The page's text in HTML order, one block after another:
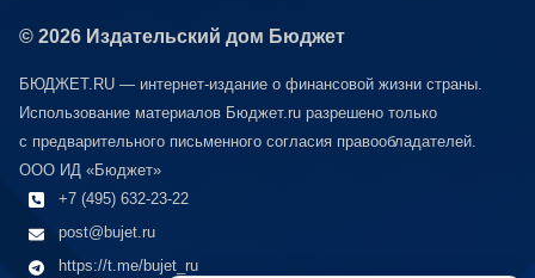
© 2026 Издательский дом Бюджет
БЮДЖЕТ.RU — интернет-издание о финансовой жизни страны.
Использование материалов Бюджет.ru разрешено только
с предварительного письменного согласия правообладателей.
ООО ИД «Бюджет»
+7 (495) 632-23-22
post@bujet.ru
https://t.me/bujet_ru